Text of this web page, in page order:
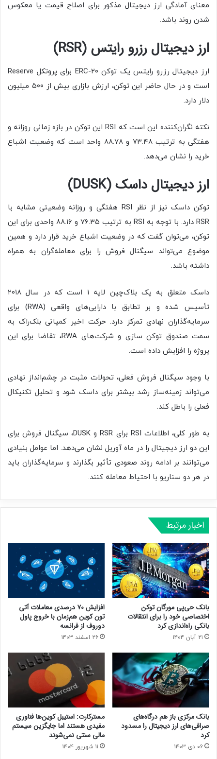
معنای آمادگی ارز دیجیتال مذکور برای اصلاح قیمت یا معکوس
شدن روند باشد.
ارز دیجیتال رزرو رایتس (RSR)
ارز دیجیتال رزرو رایتس یک توکن ERC-۲۰ برای پروتکل Reserve
است و در حال حاضر این توکن، ارزش بازاری بیش از ۵۰۰ میلیون
دلار دارد.
نکته نگران‌کننده این است که RSI این توکن در بازه زمانی روزانه و
هفتگی به ترتیب ۷۳.۴۸ و ۸۸.۷۸ واحد است که‌ وضعیت اشباع
خرید را نشان می‌دهد.
ارز دیجیتال داسک (DUSK)
توکن داسک نیز از نظر RSI هفتگی و روزانه وضعیتی مشابه با
RSR دارد. با توجه به RSI به ترتیب ۷۶.۳۵ و ۸۸.۱۶ واحدی برای این
توکن، می‌توان گفت که در وضعیت اشباع خرید قرار دارد و همین
موضوع می‌تواند سیگنال فروش را برای معامله‌گران به همراه
داشته باشد.
داسک متعلق به یک بلاک‌چین لایه ۱ است که در سال ۲۰۱۸
تأسیس شده و بر تطابق با دارایی‌های واقعی (RWA) برای
سرمایه‌گذاران نهادی تمرکز دارد. حرکت اخیر کمپانی بلک‌راک به
سمت صندوق توکن ‌سازی و شرکت‌های RWA، تقاضا برای این
پروژه را افزایش داده است.
با وجود سیگنال فروش فعلی، تحولات مثبت در چشم‌انداز نهادی
می‌تواند زمینه‌ساز رشد بیشتر برای داسک شود و تحلیل تکنیکال
فعلی را باطل کند.
به طور کلی، اطلاعات RSI برای RSR و DUSK، سیگنال فروش برای
این دو ارز دیجیتال را در ماه آوریل نشان می‌دهد. اما عوامل بنیادی
می‌توانند بر ادامه‌ روند صعودی تأثیر بگذارند و سرمایه‌گذاران باید
در هر دو سناریو با احتیاط معامله کنند.
اخبار مرتبط
بانک حی‌پی مورگان توکن
اختصاصی خود را برای انتقالات
بانکی راه‌اندازی کرد
۲۱ آبان ۱۴۰۴
افزایش ۷۰ درصدی معاملات آتی
تون‌ کوین هم‌زمان با خروج پاول
دوروف از فرانسه
۲۶ اسفند ۱۴۰۳
بانک مرکزی باز هم درگاه‌های
صرافی‌های ارز دیجیتال را مسدود
کرد
۰۶ دی ۱۴۰۳
مسترکارت: استیبل کوین‌ها فناوری
مفیدی هستند اما جایگزین سیستم
مالی سنتی نمی‌شوند
۱۱ شهریور ۱۴۰۴